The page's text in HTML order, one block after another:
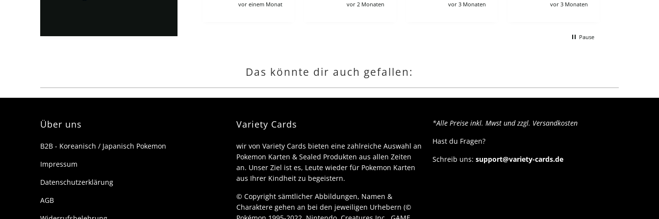
angebote leider :/
Ich verstehe schon,
Lohn kaputt wenn
man gerne jede
booster box hätte.
vor 2 Monaten vor 3 Monaten vor 3 Monaten
unwahrscheinlich
vor 3 Monaten
Pause
Das könnte dir auch gefallen:
Über uns
B2B - Koreanisch / Japanisch Pokemon
Impressum
Datenschutzerklärung
AGB
Variety Cards
wir von Variety Cards bieten eine zahlreiche Auswahl an
Pokemon Karten & Sealed Produkten aus allen Zeiten
an. Unser Ziel ist es, Leute wieder für Pokemon Karten
aus Ihrer Kindheit zu begeistern.
© Copyright sämtlicher Abbildungen, Namen &
Charaktere gehen an bei den jeweiligen Urhebern (©
*Alle Preise inkl. Mwst und zzgl. Versandkosten
Hast du Fragen?
Schreib uns: support@variety-cards.de